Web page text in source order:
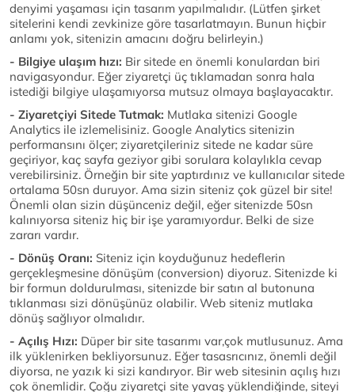
denyimi yaşaması için tasarım yapılmalıdır. (Lütfen şirket
sitelerini kendi zevkinize göre tasarlatmayın. Bunun hiçbir
anlamı yok, sitenizin amacını doğru belirleyin.)
- Bilgiye ulaşım hızı: Bir sitede en önemli konulardan biri
navigasyondur. Eğer ziyaretçi üç tıklamadan sonra hala
istediği bilgiye ulaşamıyorsa mutsuz olmaya başlayacaktır.
- Ziyaretçiyi Sitede Tutmak: Mutlaka sitenizi Google
Analytics ile izlemelisiniz. Google Analytics sitenizin
performansını ölçer; ziyaretçileriniz sitede ne kadar süre
geçiriyor, kaç sayfa geziyor gibi sorulara kolaylıkla cevap
verebilirsiniz. Örneğin bir site yaptırdınız ve kullanıcılar sitede
ortalama 50sn duruyor. Ama sizin siteniz çok güzel bir site!
Önemli olan sizin düşünceniz değil, eğer sitenizde 50sn
kalınıyorsa siteniz hiç bir işe yaramıyordur. Belki de size
zararı vardır.
- Dönüş Oranı: Siteniz için koyduğunuz hedeflerin
gerçekleşmesine dönüşüm (conversion) diyoruz. Sitenizde ki
bir formun doldurulması, sitenizde bir satın al butonuna
tıklanması sizi dönüşünüz olabilir. Web siteniz mutlaka
dönüş sağlıyor olmalıdır.
- Açılış Hızı: Düper bir site tasarımı var,çok mutlusunuz. Ama
ilk yüklenirken bekliyorsunuz. Eğer tasasrıcınız, önemli değil
diyorsa, ne yazık ki sizi kandıryor. Bir web sitesinin açılış hızı
çok önemlidir. Çoğu ziyaretçi site yavaş yüklendiğinde, siteyi